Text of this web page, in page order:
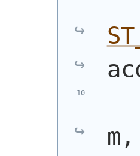
m,